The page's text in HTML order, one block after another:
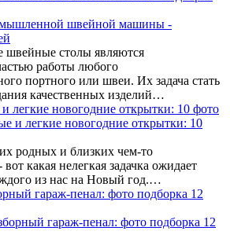
столы являются
работы любого
портного или швеи. Их задача стать
качественных изделий…
легкие новогодние открытки: 10 фото
родных и близких чем-то
какая нелегкая задачка ожидает
из нас на Новый год.…
гараж-пенал: фото подборка 12